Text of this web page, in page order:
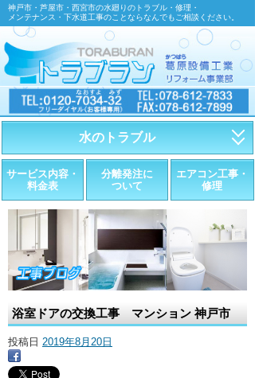
神戸市・芦屋市・西宮市の水廻りのトラブル・修理・
メンテナンス・下水道工事のことならなんでもご相談ください。
水のトラブル
・トイレが詰まったら
・トイレが漏れたら
・水道管が漏れたら
・排水が詰まったら
・水栓金具の取替え
・ここに水栓がほしい
サービス内容・
料金表
分離発注に
ついて
エアコン工事・
修理
浴室ドアの交換工事 マンション 神戸市
投稿日 2019年8月20日